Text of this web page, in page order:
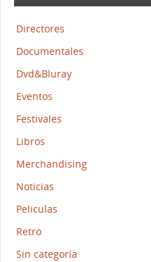
Directores
Documentales
Dvd&Bluray
Eventos
Festivales
Libros
Merchandising
Noticias
Peliculas
Retro
Sin categoría